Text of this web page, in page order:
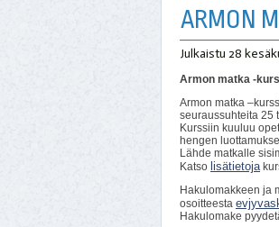
ARMON
Julkaistu 28
Armon matka -
Armon matka
seuraussuhteita 25
Kurssiin kuuluu
hengen
Lähde matkalle
Katso lisätietoja
Hakulomakkeen ja
osoitteesta
Hakulomake